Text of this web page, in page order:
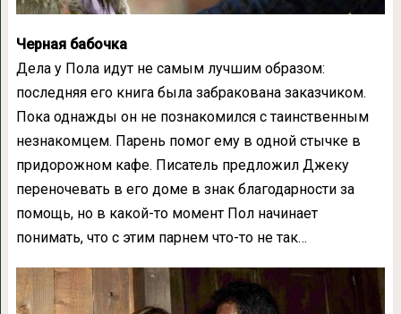
Черная бабочка
Дела у Пола идут не самым лучшим образом:
последняя его книга была забракована заказчиком.
Пока однажды он не познакомился с таинственным
незнакомцем. Парень помог ему в одной стычке в
придорожном кафе. Писатель предложил Джеку
переночевать в его доме в знак благодарности за
помощь, но в какой-то момент Пол начинает
понимать, что с этим парнем что-то не так…